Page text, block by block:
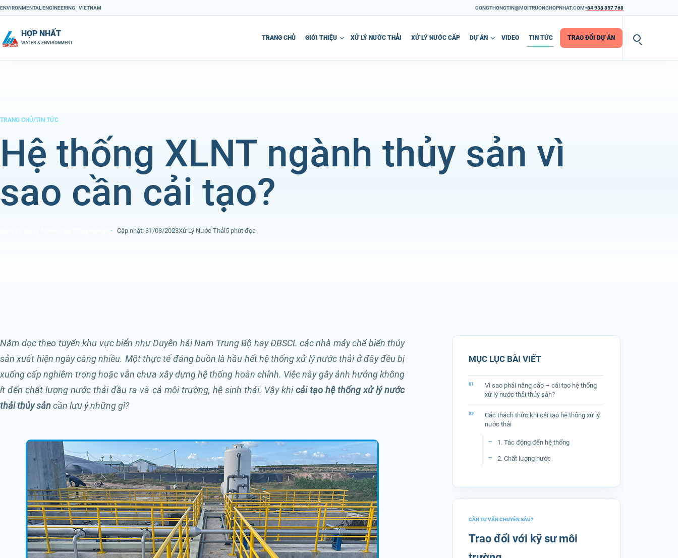
Chuyển đến nội dung
ENVIRONMENTAL ENGINEERING · VIETNAM CONGTHONGTIN@MOITRUONGHOPNHAT.COM+84 938 857 768
HỢP NHẤT
WATER & ENVIRONMENT
TRANG CHỦ GIỚI THIỆU XỬ LÝ NƯỚC THẢI XỬ LÝ NƯỚC CẤP DỰ ÁN VIDEO TIN TỨC TRAO ĐỔI DỰ ÁN
TRANG CHỦ/TIN TỨC
Hệ thống XLNT ngành thủy sản vì
sao cần cải tạo?
Dịch Vụ Xử Lý Nước Thải Chuyên Nghiệp Cập nhật: 31/08/2023Xử Lý Nước Thải5 phút đọc
Nằm dọc theo tuyến khu vực biển như Duyên hải Nam Trung Bộ hay ĐBSCL các nhà máy chế biến thủy
sản xuất hiện ngày càng nhiều. Một thực tế đáng buồn là hầu hết hệ thống xử lý nước thải ở đây đều bị
xuống cấp nghiêm trọng hoặc vẫn chưa xây dựng hệ thống hoàn chỉnh. Việc này gây ảnh hưởng không
ít đến chất lượng nước thải đầu ra và cả môi trường, hệ sinh thái. Vậy khicải tạo hệ thống xử lý nước
thải thủy sảncần lưu ý những gì?
MỤC LỤC BÀI VIẾT
Vì sao phải nâng cấp – cải tạo hệ thống
xử lý nước thải thủy sản?
Các thách thức khi cải tạo hệ thống xử lý
nước thải
1. Tác động đến hệ thống
2. Chất lượng nước
CẦN TƯ VẤN CHUYÊN SÂU?
Trao đổi với kỹ sư môi